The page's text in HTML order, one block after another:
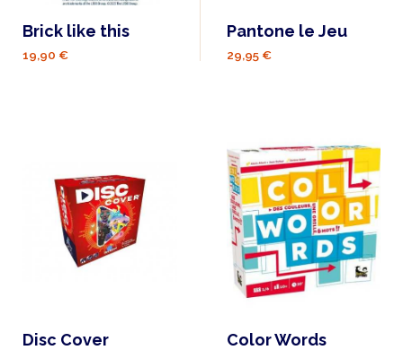
Brick like this
19,90 €
Pantone le Jeu
29,95 €
Disc Cover Color Words